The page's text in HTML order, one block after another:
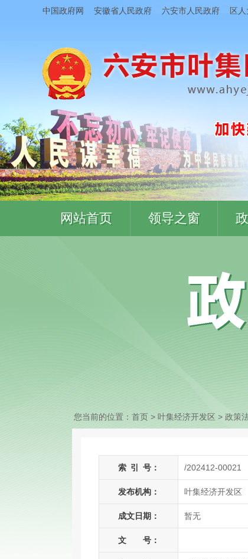
中国政府网 安徽省人民政府 六安市人民政府 区人
网站首页 领导之窗
您当前的位置： 首页> 叶集经济开发区 > 政策
索 引 号： /202412-00021
发布机构： 叶集经济开发区
成文日期： 暂无
文 号：